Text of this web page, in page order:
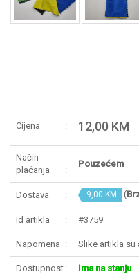
Cijena 12,00 KM
Način
plaćanja
Pouzećem
Dostava 9,00 KM (
Id artikla #3759
Napomena Slike artikla su
Dostupnost Ima na stanju